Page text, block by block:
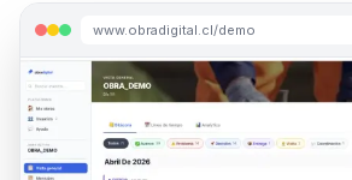
www.obradigital.cl/demo